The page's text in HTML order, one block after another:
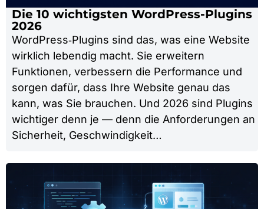
Die 10 wichtigsten WordPress-Plugins
2026
WordPress‑Plugins sind das, was eine Website
wirklich lebendig macht. Sie erweitern
Funktionen, verbessern die Performance und
sorgen dafür, dass Ihre Website genau das
kann, was Sie brauchen. Und 2026 sind Plugins
wichtiger denn je — denn die Anforderungen an
Sicherheit, Geschwindigkeit…